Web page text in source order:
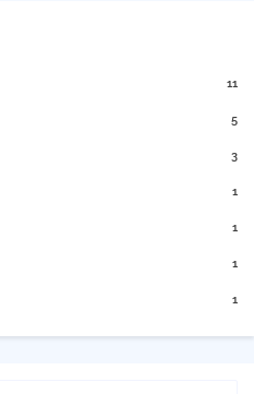
11
5
3
1
1
1
1